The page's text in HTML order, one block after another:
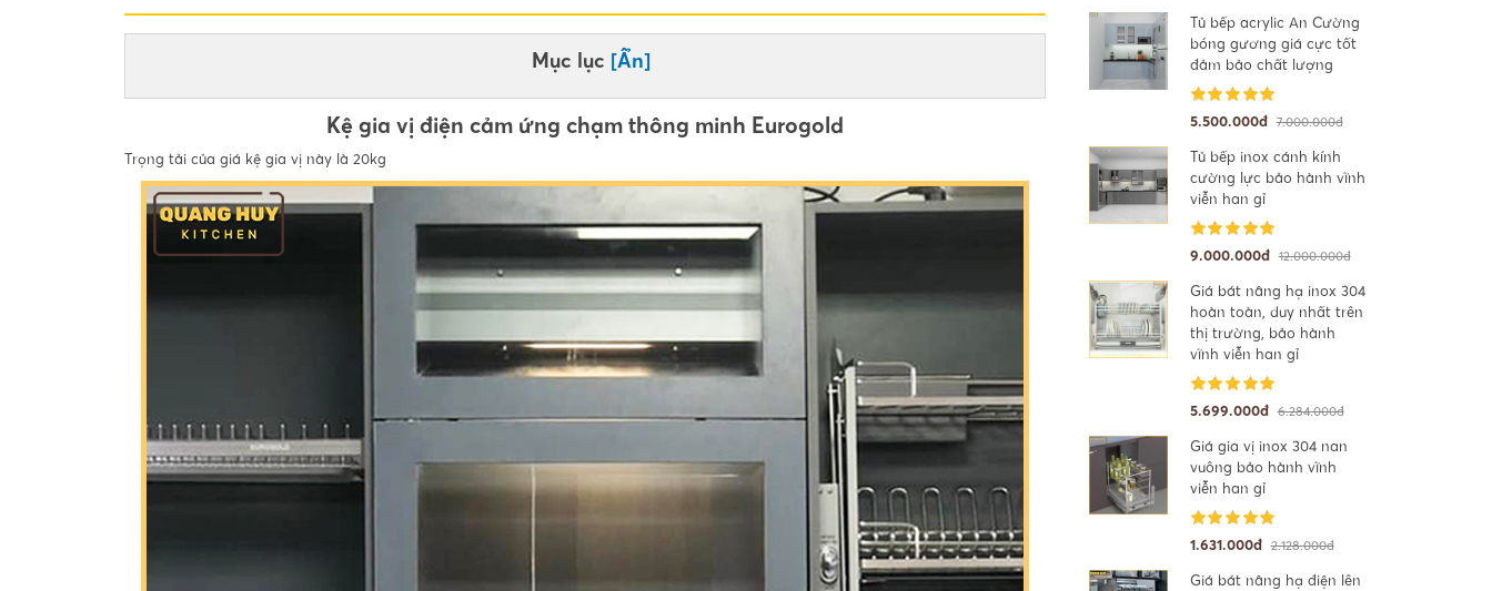
Mục lục [Ẩn]
Kệ gia vị điện cảm ứng chạm thông minh Eurogold
Trọng tải của giá kệ gia vị này là 20kg
Tủ bếp acrylic An Cường
bóng gương giá cực tốt
đảm bảo chất lượng
5.500.000đ 7.000.000đ
Tủ bếp inox cánh kính
cường lực bảo hành vĩnh
viễn han gỉ
9.000.000đ 12.000.000đ
Giá bát nâng hạ inox 304
hoàn toàn, duy nhất trên
thị trường, bảo hành
vĩnh viễn han gỉ
5.699.000đ 6.284.000đ
Giá gia vị inox 304 nan
vuông bảo hành vĩnh
viễn han gỉ
1.631.000đ 2.128.000đ
Giá bát nâng hạ điện lên